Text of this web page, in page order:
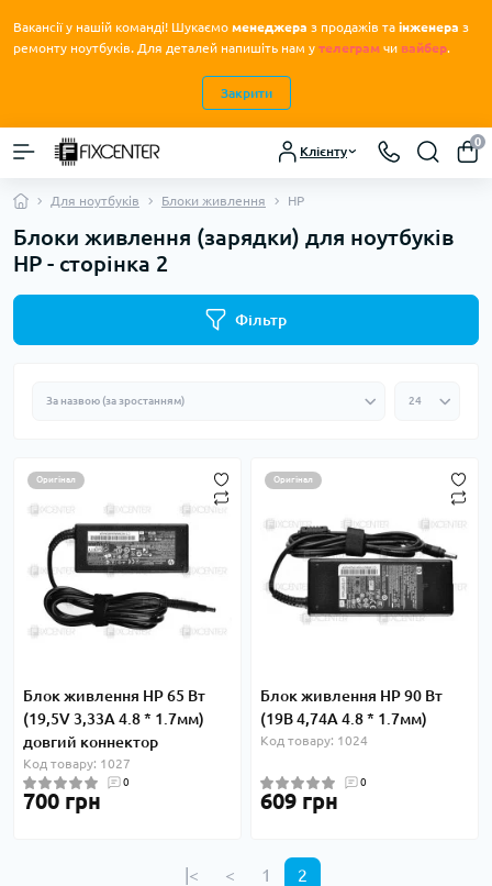
Вакансії у нашій команді! Шукаємо менеджера з продажів та інженера з
ремонту ноутбуків. Для деталей напишіть нам у телеграм чи вайбер.
Закрити
Клієнту
0
Для ноутбуків Блоки живлення HP
Блоки живлення (зарядки) для ноутбуків
HP - сторінка 2
Фільтр
Оригінал
Блок живлення HP 65 Вт
(19,5V 3,33А 4.8 * 1.7мм)
довгий коннектор
Код товару: 1027
0
700 грн
Оригінал
Блок живлення HP 90 Вт
(19В 4,74А 4.8 * 1.7мм)
Код товару: 1024
0
609 грн
|< < 1 2